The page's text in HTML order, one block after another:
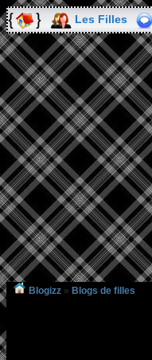
Les Filles
Blogizz » Blogs de filles